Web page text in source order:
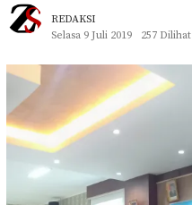
REDAKSI
Selasa 9 Juli 2019
257 Dilihat